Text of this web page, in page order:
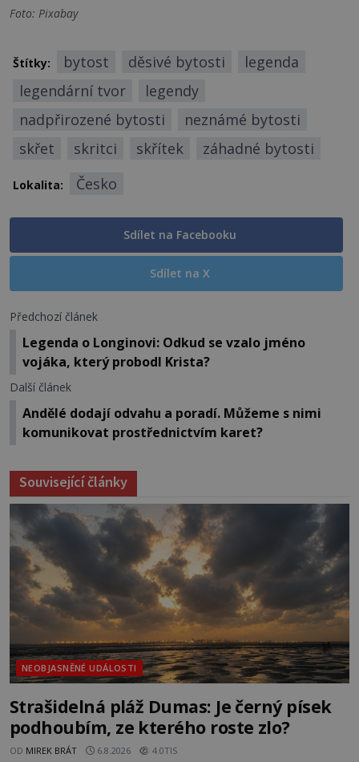
Foto: Pixabay
Štítky: bytost děsivé bytosti
legenda
legendární tvor
legendy
nadpřirozené bytosti
neznámé bytosti
skřet
skritci skřítek záhadné bytosti
Lokalita: Česko
Sdílet na Facebooku
Sdílet na X
Předchozí článek
Legenda o Longinovi: Odkud se vzalo jméno
vojáka, který probodl Krista?
Další článek
Andělé dodají odvahu a poradí. Můžeme s nimi
komunikovat prostřednictvím karet?
Související články
NEOBJASNĚNÉ UDÁLOSTI
Strašidelná pláž Dumas: Je černý písek
podhoubím, ze kterého roste zlo?
OD MIREK BRÁT 6.8.2026 4.0TIS